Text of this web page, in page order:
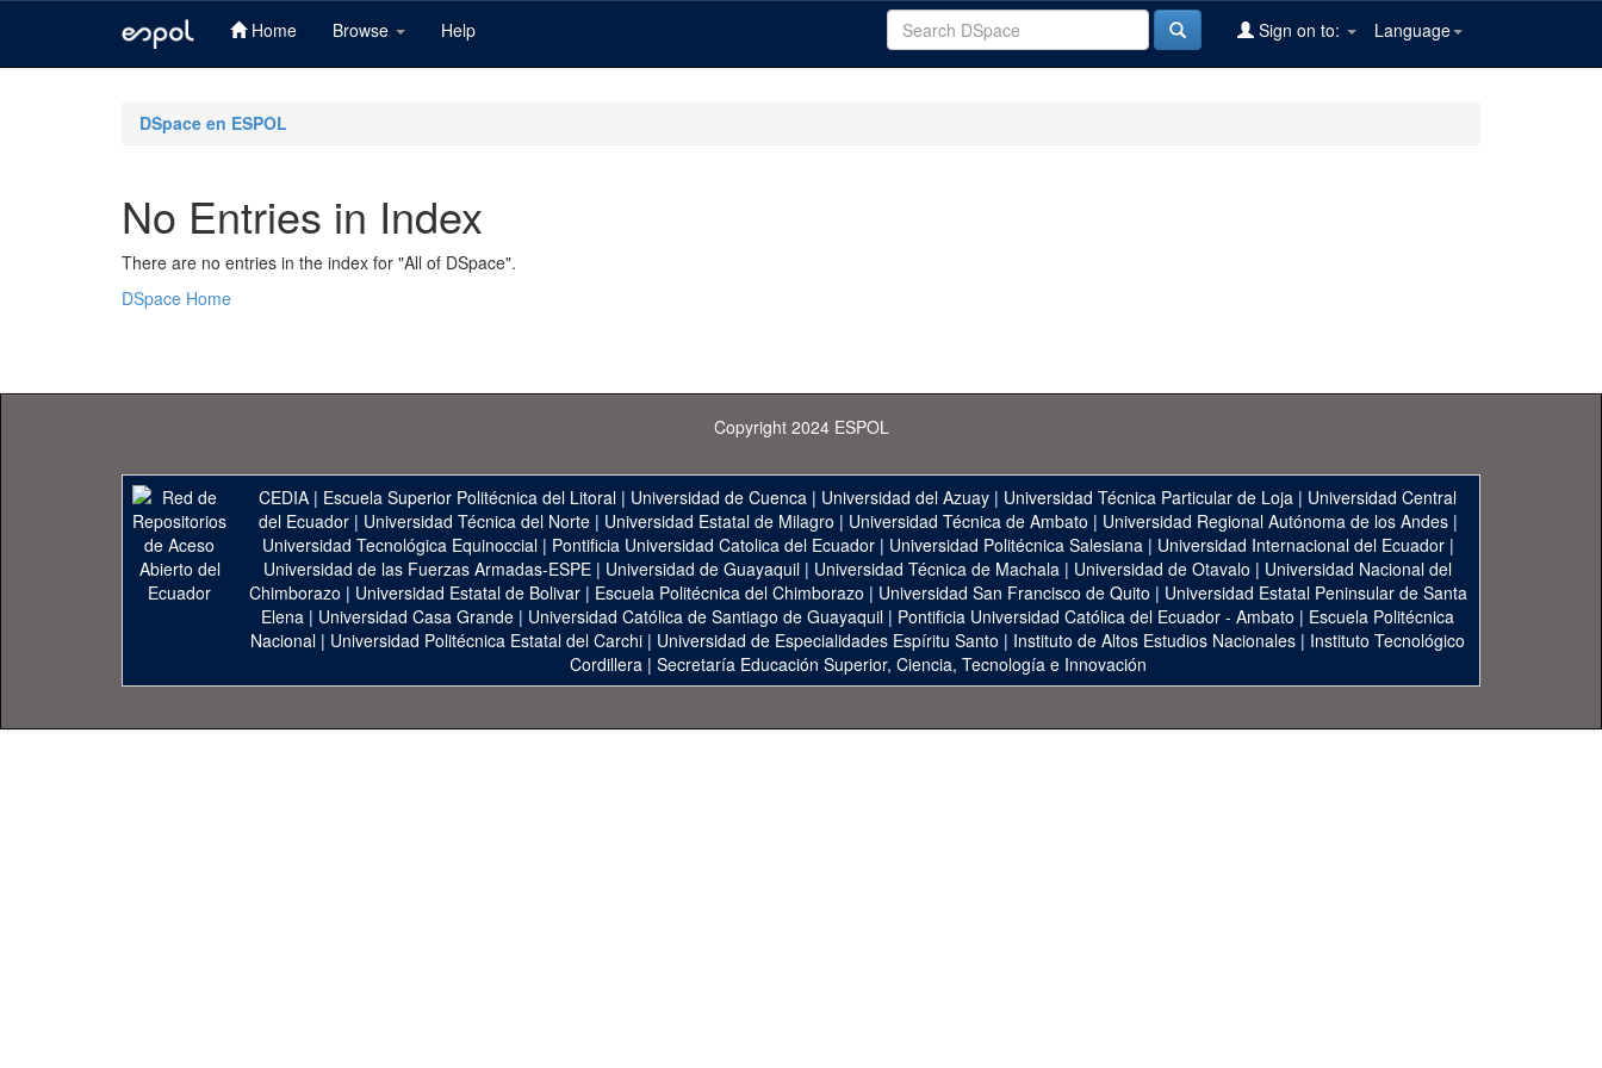
Home Browse Help Language
Sign on to:
DSpace en ESPOL
No Entries in Index
There are no entries in the index for "All of DSpace".
DSpace Home
Copyright 2024 ESPOL
CEDIA | Escuela Superior Politécnica del Litoral | Universidad de Cuenca | Universidad del Azuay | Universidad Técnica Particular de Loja | Universidad Central
del Ecuador| Universidad Técnica del Norte| Universidad Estatal de Milagro | Universidad Técnica de Ambato | Universidad Regional Autónoma de los Andes|
Universidad Tecnológica Equinoccial| Pontificia Universidad Catolica del Ecuador| Universidad Politécnica Salesiana| Universidad Internacional del Ecuador|
Universidad de las Fuerzas Armadas-ESPE | Universidad de Guayaquil | Universidad Técnica de Machala | Universidad de Otavalo | Universidad Nacional del
Chimborazo | Universidad Estatal de Bolivar| Escuela Politécnica del Chimborazo | Universidad San Francisco de Quito | Universidad Estatal Peninsular de Santa
Elena | Universidad Casa Grande | Universidad Católica de Santiago de Guayaquil | Pontificia Universidad Católica del Ecuador - Ambato | Escuela Politécnica
Nacional | Universidad Politécnica Estatal del Carchi | Universidad de Especialidades Espíritu Santo | Instituto de Altos Estudios Nacionales | Instituto Tecnológico
Cordillera| Secretaría Educación Superior, Ciencia, Tecnología e Innovación